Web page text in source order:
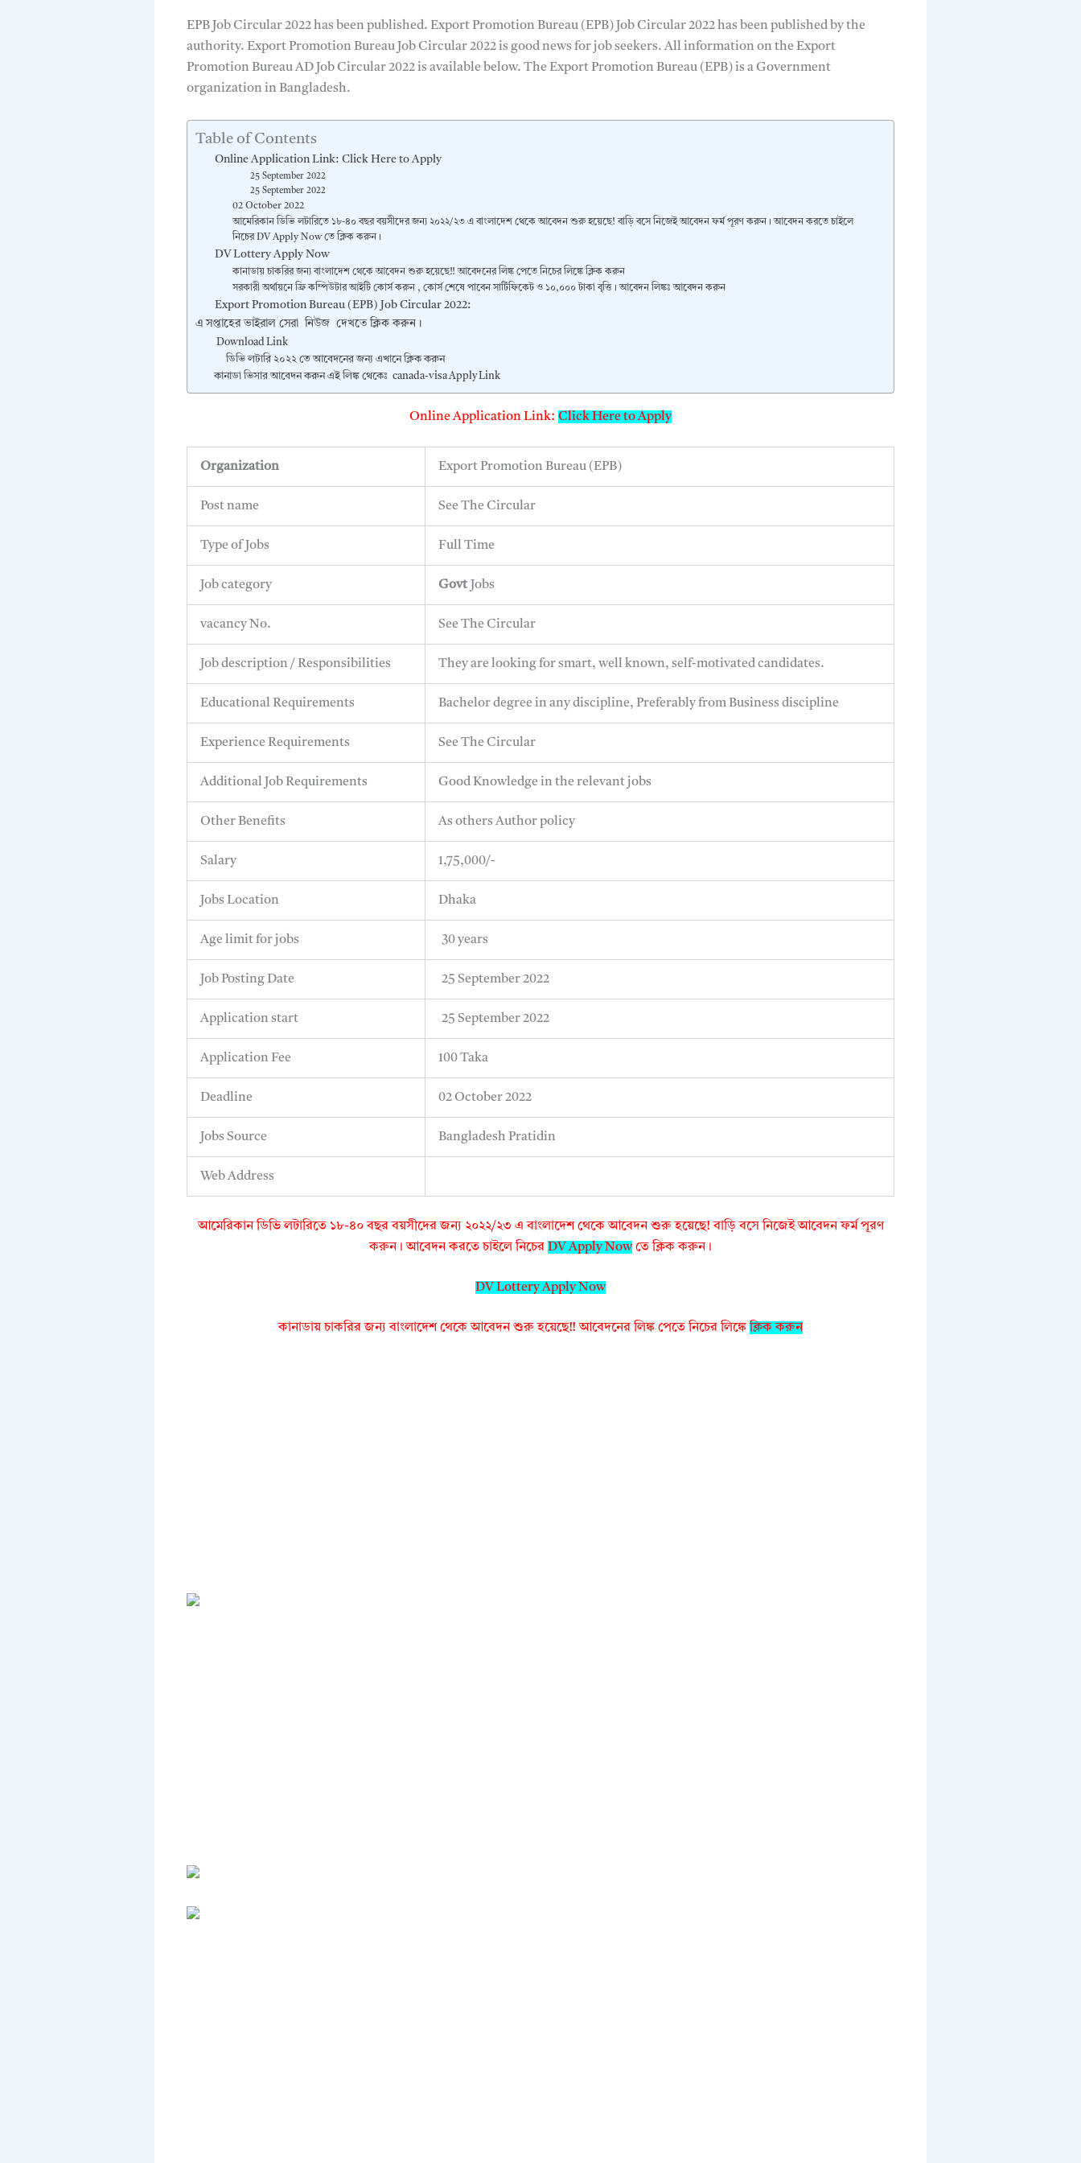
EPB Job Circular 2022 has been published. Export Promotion Bureau (EPB) Job Circular 2022 has been published by the
authority. Export Promotion Bureau Job Circular 2022 is good news for job seekers. All information on the Export
Promotion Bureau AD Job Circular 2022 is available below. The Export Promotion Bureau (EPB) is a Government
organization in Bangladesh.
Table of Contents
Online Application Link: Click Here to Apply
25 September 2022
25 September 2022
02 October 2022
আমেরিকান ডিভি লটারিতে ১৮-৪০ বছর বয়সীদের জন্য ২০২২/২৩ এ বাংলাদেশ থেকে আবেদন শুরু হয়েছে! বাড়ি বসে নিজেই আবেদন ফর্ম পূরণ করুন। আবেদন করতে চাইলে
নিচের DV Apply Now তে ক্লিক করুন।
DV Lottery Apply Now
কানাডায় চাকরির জন্য বাংলাদেশ থেকে আবেদন শুরু হয়েছে!! আবেদনের লিঙ্ক পেতে নিচের লিঙ্কে ক্লিক করুন
সরকারী অর্থায়নে ফ্রি কম্পিউটার আইটি কোর্স করুন , কোর্স শেষে পাবেন সার্টিফিকেট ও ১০,০০০ টাকা বৃত্তি। আবেদন লিঙ্কঃ আবেদন করুন
Export Promotion Bureau (EPB) Job Circular 2022:
এ সপ্তাহের ভাইরাল সেরা নিউজ দেখতে ক্লিক করুন।
Download Link
ডিভি লটারি ২০২২ তে আবেদনের জন্য এখানে ক্লিক করুন
কানাডা ভিসার আবেদন করুন এই লিঙ্ক থেকেঃ canada-visa Apply Link
Online Application Link: Click Here to Apply
Organization Export Promotion Bureau (EPB)
Post name See The Circular
Type of Jobs Full Time
Job category Govt Jobs
vacancy No. See The Circular
Job description / Responsibilities They are looking for smart, well known, self-motivated candidates.
Educational Requirements Bachelor degree in any discipline, Preferably from Business discipline
Experience Requirements See The Circular
Additional Job Requirements Good Knowledge in the relevant jobs
Other Benefits As others Author policy
Salary 1,75,000/-
Jobs Location Dhaka
Age limit for jobs 30 years
Job Posting Date 25 September 2022
Application start 25 September 2022
Application Fee 100 Taka
Deadline 02 October 2022
Jobs Source Bangladesh Pratidin
Web Address
আমেরিকান ডিভি লটারিতে ১৮-৪০ বছর বয়সীদের জন্য ২০২২/২৩ এ বাংলাদেশ থেকে আবেদন শুরু হয়েছে! বাড়ি বসে নিজেই আবেদন ফর্ম পূরণ
করুন। আবেদন করতে চাইলে নিচের DV Apply Nowতে ক্লিক করুন।
DV Lottery Apply Now
কানাডায় চাকরির জন্য বাংলাদেশ থেকে আবেদন শুরু হয়েছে!! আবেদনের লিঙ্ক পেতে নিচের লিঙ্কেক্লিক করুন